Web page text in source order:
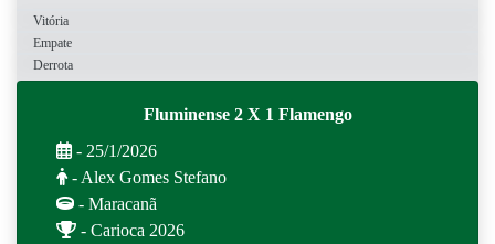
Vitória
Empate
Derrota
Fluminense 2 X 1 Flamengo
- 25/1/2026
- Alex Gomes Stefano
- Maracanã
- Carioca 2026